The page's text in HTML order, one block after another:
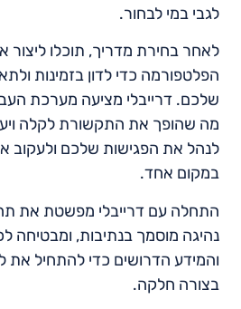
לגבי במי לבחור.
לאחר בחירת מדריך, תוכלו ליצור
הפלטפורמה כדי לדון בזמינות
שלכם. דרייבלי מציעה מערכת
מה שהופך את התקשורת לקלה
לנהל את הפגישות שלכם
במקום אחד.
התחלה עם דרייבלי מפשטת את
נהיגה מוסמך בנתיבות, ומבטיחה
והמידע הדרושים כדי להתחיל את
בצורה חלקה.